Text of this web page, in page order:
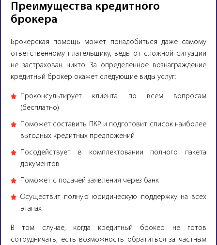
Преимущества кредитного
брокера
Брокерская помощь может понадобиться даже самому
ответственному плательщику, ведь от сложной ситуации
не застрахован никто. За определенное вознаграждение
кредитный брокер окажет следующие виды услуг:
Проконсультирует клиента по всем вопросам
(бесплатно)
Поможет составить ПКР и подготовит список наиболее
выгодных кредитных предложений
Посодействует в комплектовании полного пакета
документов
Поможет с подачей заявления через банк
Осуществит полную юридическую поддержку на всех
этапах
В том случае, когда кредитный брокер не готов
сотрудничать, есть возможность обратиться за частным